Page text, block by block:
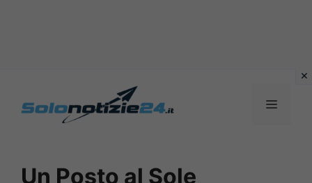
MENU
Un Posto al Sole